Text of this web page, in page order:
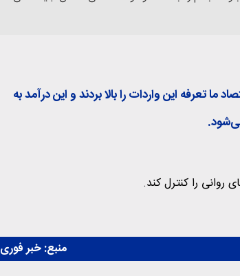
تعرفه این واردات را بالا بردند و این درآمد به
روانی را کنترل کند‌.
منبع:خبر فوری